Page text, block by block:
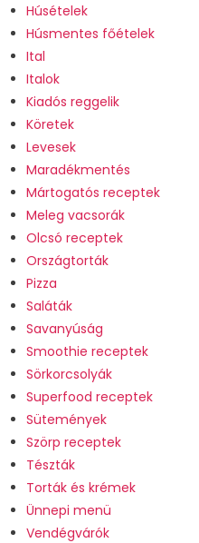
Húsételek
Húsmentes főételek
Ital
Italok
Kiadós reggelik
Köretek
Levesek
Maradékmentés
Mártogatós receptek
Meleg vacsorák
Olcsó receptek
Országtorták
Pizza
Saláták
Savanyúság
Smoothie receptek
Sörkorcsolyák
Superfood receptek
Sütemények
Szörp receptek
Tészták
Torták és krémek
Ünnepi menü
Vendégvárók